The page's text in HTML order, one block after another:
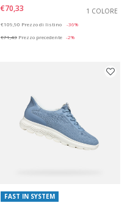
€70,33
1 COLORE
€109,90 Prezzo di listino
-36%
€71,43 Prezzo precedente -2%
FAST IN SYSTEM